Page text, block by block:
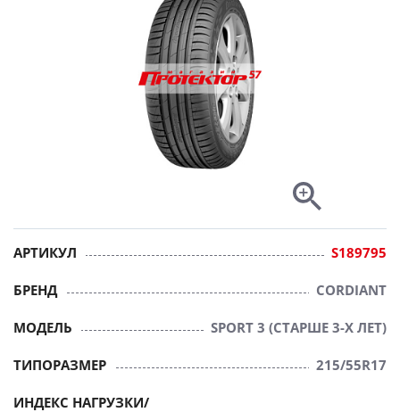
АРТИКУЛ S189795
БРЕНД CORDIANT
МОДЕЛЬ SPORT 3 (СТАРШЕ 3-Х ЛЕТ)
ТИПОРАЗМЕР 215/55R17
ИНДЕКС НАГРУЗКИ/